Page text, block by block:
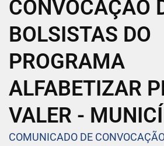
CONVOCAÇÃO
BOLSISTAS DO
PROGRAMA
ALFABETIZAR
VALER -
COMUNICADO DE